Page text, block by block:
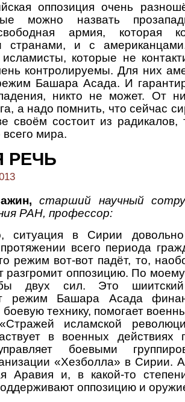
оппозиция очень
можно назвать
армия, которая
странами, и с
которые не
контролируемы. Для них
Башара Асада. И
никто не может. От
а надо помнить, что сейчас
своём состоит из
мира.
РЕЧЬ
старший научный
РАН, профессор:
ситуация в Сирии
всего периода
режим вот-вот падёт, то,
разгромит оппозицию. По
двух сил. Это
режим Башара Асада
технику, помогает
исламской
в военных действиях
боевыми
«Хезболла» в Сирии.
Аравия и, в какой-то
оппозицию и